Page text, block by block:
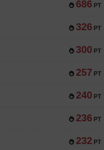
686 PT
326 PT
300 PT
257 PT
240 PT
236 PT
232 PT